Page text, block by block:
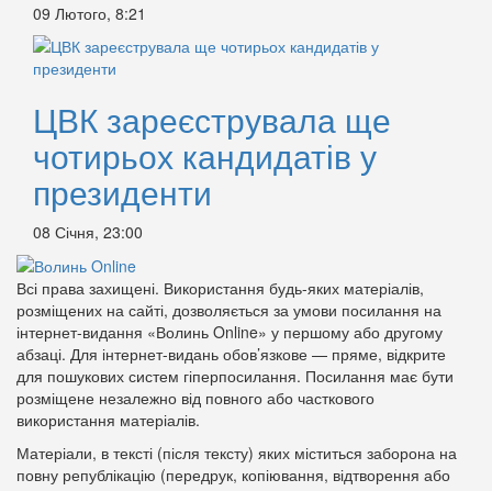
09 Лютого, 8:21
ЦВК зареєструвала ще
чотирьох кандидатів у
президенти
08 Січня, 23:00
Всі права захищені. Використання будь-яких матеріалів,
розміщених на сайті, дозволяється за умови посилання на
інтернет-видання «Волинь Online» у першому або другому
абзаці. Для інтернет-видань обов’язкове — пряме, відкрите
для пошукових систем гіперпосилання. Посилання має бути
розміщене незалежно від повного або часткового
використання матеріалів.
Матеріали, в тексті (після тексту) яких міститься заборона на
повну републікацію (передрук, копіювання, відтворення або